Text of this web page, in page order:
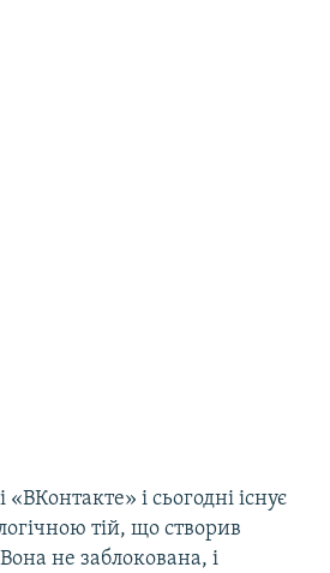
і сьогодні існує
тій, що створив
не заблокована, і